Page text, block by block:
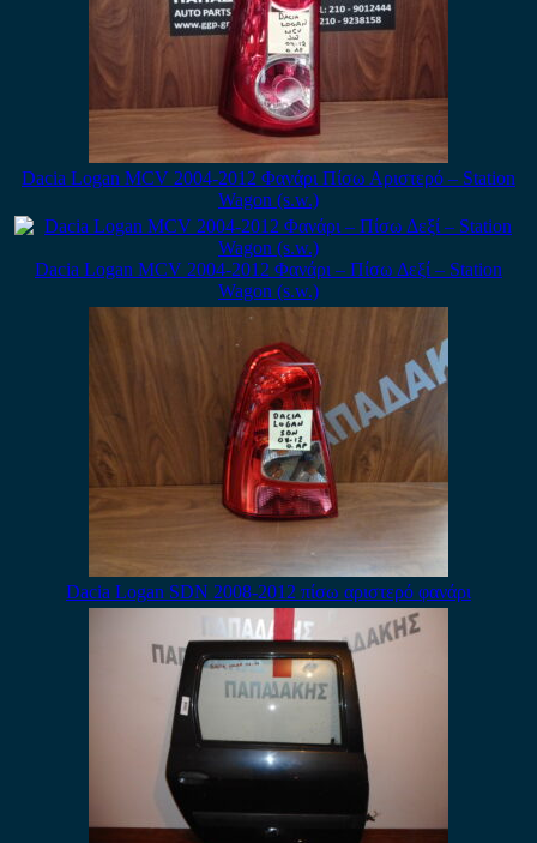
Dacia Logan MCV 2004-2012 Φανάρι Πίσω Αριστερό – Station
Wagon (s.w.)
Dacia Logan MCV 2004-2012 Φανάρι – Πίσω Δεξί – Station
Wagon (s.w.)
Dacia Logan SDN 2008-2012 πίσω αριστερό φανάρι